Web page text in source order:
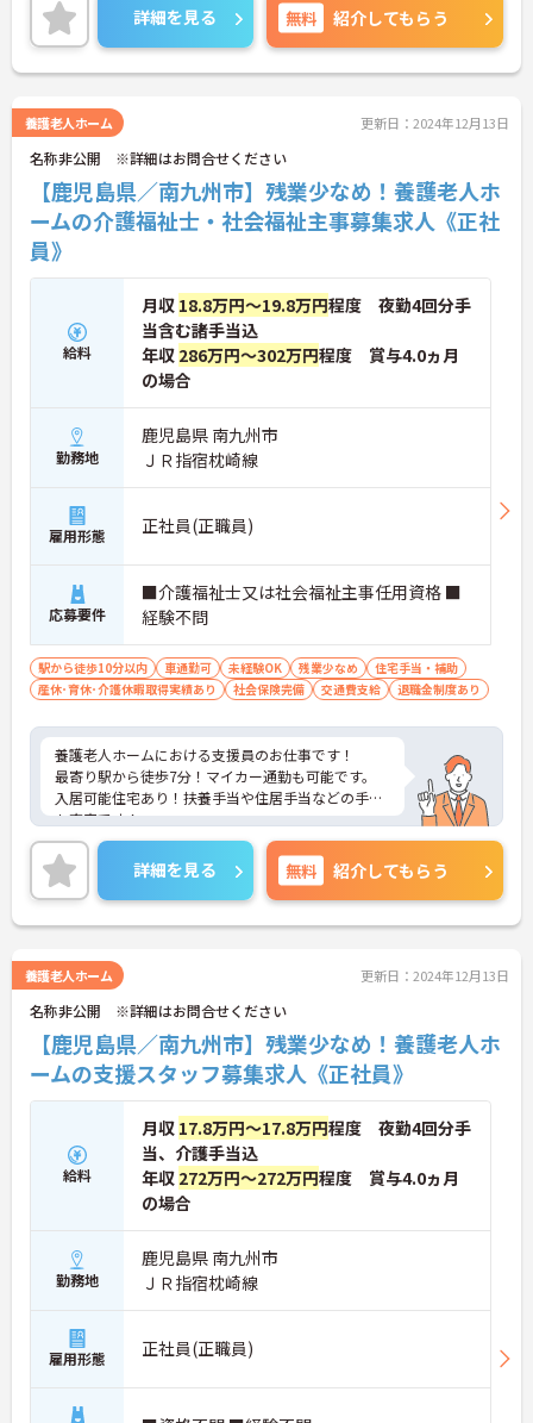
しても安心してお勤めできる環境です。ご興味のあ
る方には、面接対策ポイントなど、さらに詳細をお
話しいたしますのでお気軽にご相談ください！
詳細を見る 無料 紹介してもらう
養護老人ホーム 更新日：2024年12月13日
名称非公開 ※詳細はお問合せください
【鹿児島県／南九州市】残業少なめ！養護老人ホ
ームの介護福祉士・社会福祉主事募集求人《正社
員》
給料
月収 18.8万円～19.8万円程度 夜勤4回分手
当含む諸手当込
年収 286万円～302万円程度 賞与4.0ヵ月
の場合
勤務地
鹿児島県 南九州市
ＪＲ指宿枕崎線
雇用形態 正社員(正職員)
応募要件
■介護福祉士又は社会福祉主事任用資格 ■
経験不問
駅から徒歩10分以内 車通勤可 未経験OK 残業少なめ
住宅手当・補助
産休･育休･介護休暇取得実績あり
社会保険完備 交通費支給 退職金制度あり
養護老人ホームにおける支援員のお仕事です！
最寄り駅から徒歩7分！マイカー通勤も可能です。
入居可能住宅あり！扶養手当や住居手当などの手当
も充実です！
ご興味ある方には、面接のポイントなど、さらに詳
細をお話致しますのでお気軽にご相談ください。
詳細を見る 無料 紹介してもらう
養護老人ホーム 更新日：2024年12月13日
名称非公開 ※詳細はお問合せください
【鹿児島県／南九州市】残業少なめ！養護老人ホ
ームの支援スタッフ募集求人《正社員》
給料
月収 17.8万円～17.8万円程度 夜勤4回分手
当、介護手当込
年収 272万円～272万円程度 賞与4.0ヵ月
の場合
勤務地
鹿児島県 南九州市
ＪＲ指宿枕崎線
雇用形態 正社員(正職員)